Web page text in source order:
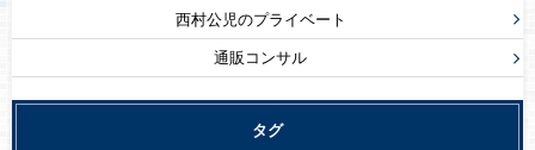
西村公児のプライベート
通販コンサル
タグ